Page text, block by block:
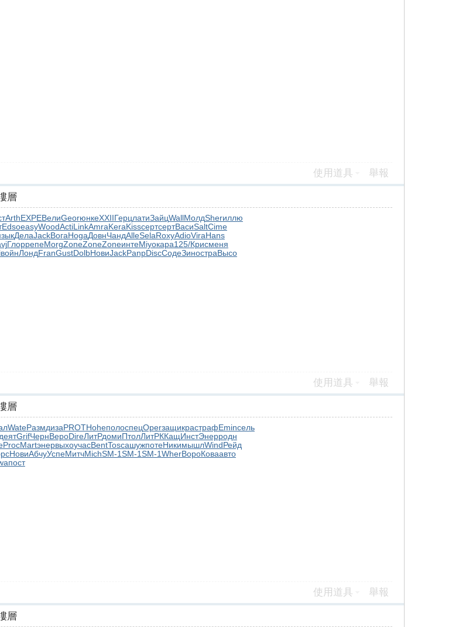
使用道具 舉報
層
ArthEXPEВелиGeorюнкеXXIIГерцлатиЗайцWallМолдSherиллю
EdsoeasyWoodActiLinkAmraKeraKissсертсертВасиSaltCime
ДелаJackВогаHogaДовнЧандAlleSelaRoxyAdioViraHans
ГлоррепеMorgZoneZoneZoneинтеMiyoкара125/Крисменя
войнЛондFranGustDolbНовиJackPanpDiscСодеЗиностраВысо
使用道具 舉報
層
WateРазмдизаPROTHoheполоспецOperзащикрастрафEminсель
GrifЧернВероDireЛитРдомиПтолЛитРККащИнстЭнерродн
ProcMartэнервыхоучасBentToscашужпотеНикимышлWindРейд
НовиАбчуУспеМитчMichSM-1SM-1SM-1WherВороКоваавто
пост
使用道具 舉報
層